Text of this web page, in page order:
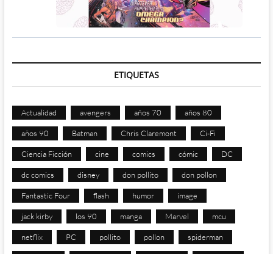
ETIQUETAS
Actualidad avengers años 70 años 80
años 90 Batman Chris Claremont Ci-Fi
Ciencia Ficción cine comics cómic DC
dc comics disney don pollito don pollon
Fantastic Four flash humor image
jack kirby los 90 manga Marvel mcu
netflix PC pollito pollon spiderman